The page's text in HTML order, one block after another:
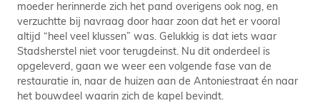
moeder herinnerde zich het pand overigens ook nog, en
verzuchtte bij navraag door haar zoon dat het er vooral
altijd “heel veel klussen” was. Gelukkig is dat iets waar
Stadsherstel niet voor terugdeinst. Nu dit onderdeel is
opgeleverd, gaan we weer een volgende fase van de
restauratie in, naar de huizen aan de Antoniestraat én naar
het bouwdeel waarin zich de kapel bevindt.